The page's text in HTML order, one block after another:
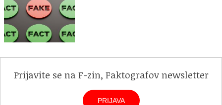
Prijavite se na F-zin, Faktografov newsletter
PRIJAVA